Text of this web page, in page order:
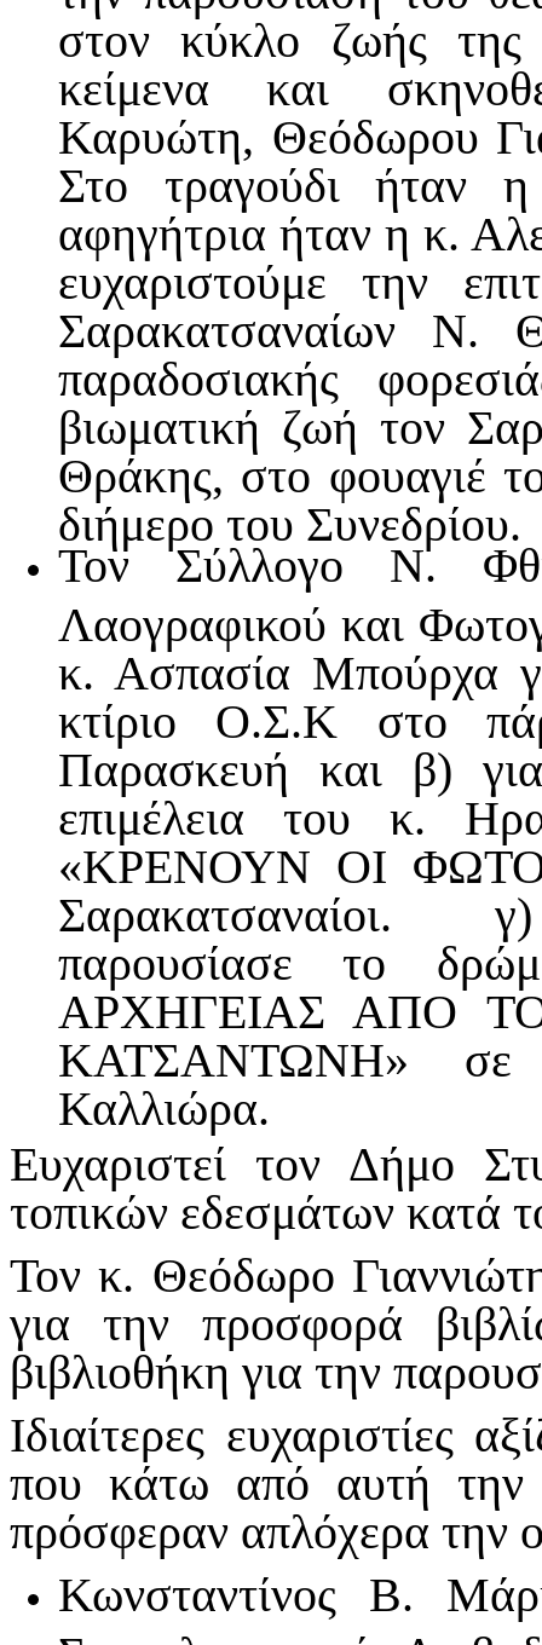
στον κύκλο ζωής
κείμενα και
Καρυώτη, Θεόδωρου
Στο τραγούδι ήταν
αφηγήτρια ήταν η κ.
ευχαριστούμε την
Σαρακατσαναίων Ν.
παραδοσιακής
βιωματική ζωή τον
Θράκης, στο φουαγιέ
διήμερο του Συνεδρίου.
Τον Σύλλογο Ν.
Λαογραφικού και
κ. Ασπασία Μπούρχα
κτίριο Ο.Σ.Κ στο
Παρασκευή και β)
επιμέλεια του κ.
«ΚΡΕΝΟΥΝ ΟΙ
Σαρακατσαναίοι.
παρουσίασε το
ΑΡΧΗΓΕΙΑΣ ΑΠΟ
ΚΑΤΣΑΝΤΩΝΗ» σε
Καλλιώρα.
Ευχαριστεί τον Δήμο
τοπικών εδεσμάτων κατά
Τον κ. Θεόδωρο
για την προσφορά
βιβλιοθήκη για την
Ιδιαίτερες ευχαριστίες
που κάτω από αυτή την
πρόσφεραν απλόχερα την
Κωνσταντίνος Β.